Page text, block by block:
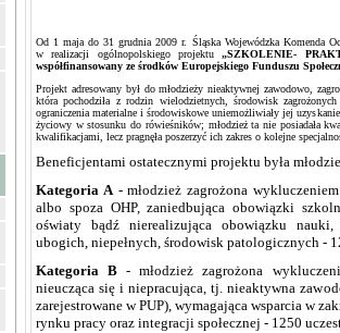
Od 1 maja do 31 grudnia 2009 r. Śląska Wojewódzka Komenda
w realizacji ogólnopolskiego projektu„SZKOLENIE-
współfinansowany ze środków Europejskiego Funduszu
Projekt adresowany był do młodzieży nieaktywnej zawodowo,
która pochodziła z rodzin wielodzietnych, środowisk
ograniczenia materialne i środowiskowe uniemożliwiały jej
życiowy w stosunku do rówieśników; młodzież ta nie posiadała
kwalifikacjami, lecz pragnęła poszerzyć ich zakres o kolejne
Beneficjentami ostatecznymi projektu była
Kategoria A- młodzież zagrożona
albo spoza OHP, zaniedbująca obowiązki
oświaty bądź nierealizująca obowiązku
ubogich, niepełnych, środowisk patologicznych -
Kategoria B - młodzież zagrożona
nieucząca się i niepracująca, tj. nieaktywna
zarejestrowane w PUP), wymagająca wsparcia w
rynku pracy oraz integracji społecznej - 1250